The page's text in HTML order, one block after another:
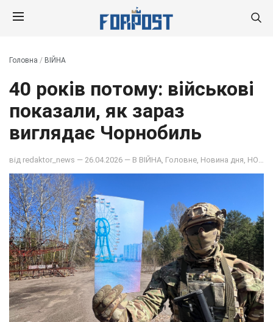
Головна / ВІЙНА
40 років потому: військові
показали, як зараз
виглядає Чорнобиль
від redaktor_news — 26.04.2026 — В ВІЙНА Головне Новина дня НОВИНИ